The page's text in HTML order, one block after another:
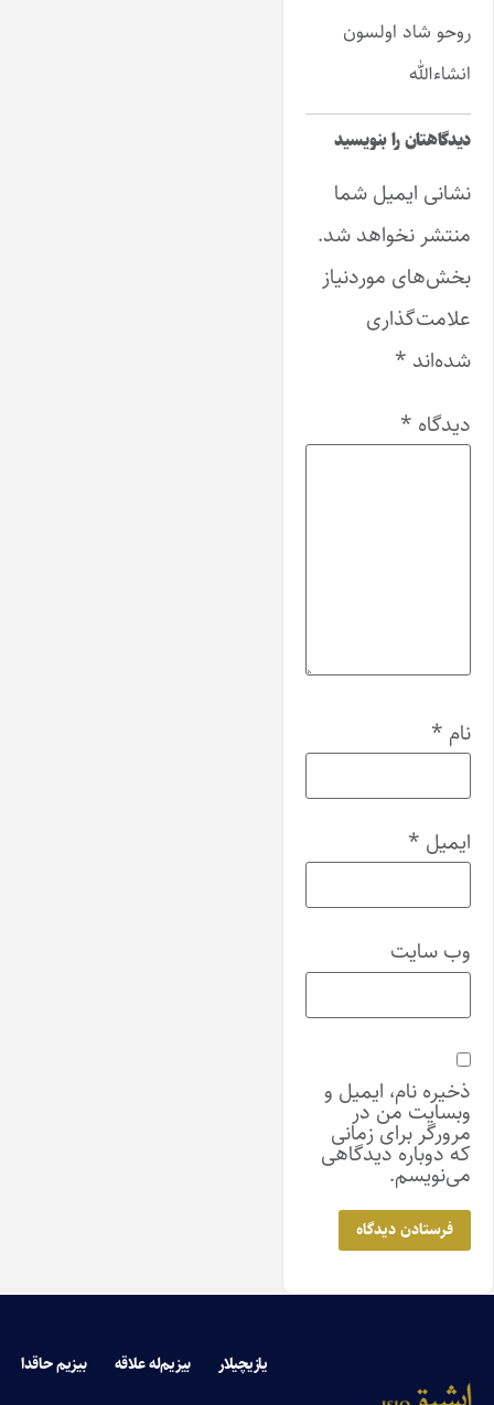
روحو شاد اولسون
انشاءالله
دیدگاهتان را بنویسید
نشانی ایمیل شما
منتشر نخواهد شد.
بخش‌های موردنیاز
علامت‌گذاری
شده‌اند *
دیدگاه *
نام *
ایمیل *
وب‌ سایت
ذخیره نام، ایمیل و
وبسایت من در
مرورگر برای زمانی
که دوباره دیدگاهی
می‌نویسم.
یازیچیلار بیزیم‌له علاقه بیزیم حاقدا